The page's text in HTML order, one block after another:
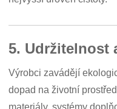
5. Udržitelnost
Výrobci zavádějí
dopad na životní